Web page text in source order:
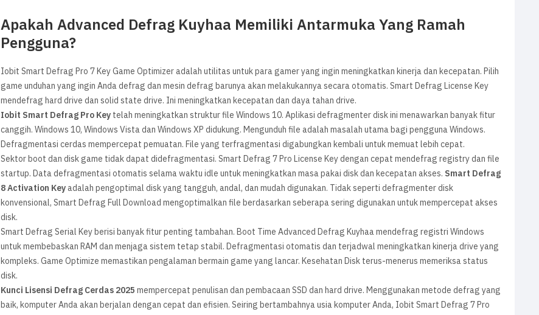
Apakah Advanced Defrag Kuyhaa Memiliki Antarmuka Yang Ramah
Pengguna?
Iobit Smart Defrag Pro 7 Key Game Optimizer adalah utilitas untuk para gamer yang ingin meningkatkan kinerja dan kecepatan. Pilih
game unduhan yang ingin Anda defrag dan mesin defrag barunya akan melakukannya secara otomatis. Smart Defrag License Key
mendefrag hard drive dan solid state drive. Ini meningkatkan kecepatan dan daya tahan drive.
Iobit Smart Defrag Pro Keytelah meningkatkan struktur file Windows 10. Aplikasi defragmenter disk ini menawarkan banyak fitur
canggih. Windows 10, Windows Vista dan Windows XP didukung. Mengunduh file adalah masalah utama bagi pengguna Windows.
Defragmentasi cerdas mempercepat pemuatan. File yang terfragmentasi digabungkan kembali untuk memuat lebih cepat.
Sektor boot dan disk game tidak dapat didefragmentasi. Smart Defrag 7 Pro License Key dengan cepat mendefrag registry dan file
startup. Data defragmentasi otomatis selama waktu idle untuk meningkatkan masa pakai disk dan kecepatan akses. Smart Defrag
8 Activation Keyadalah pengoptimal disk yang tangguh, andal, dan mudah digunakan. Tidak seperti defragmenter disk
konvensional, Smart Defrag Full Download mengoptimalkan file berdasarkan seberapa sering digunakan untuk mempercepat akses
disk.
Smart Defrag Serial Key berisi banyak fitur penting tambahan. Boot Time Advanced Defrag Kuyhaa mendefrag registri Windows
untuk membebaskan RAM dan menjaga sistem tetap stabil. Defragmentasi otomatis dan terjadwal meningkatkan kinerja drive yang
kompleks. Game Optimize memastikan pengalaman bermain game yang lancar. Kesehatan Disk terus-menerus memeriksa status
disk.
Kunci Lisensi Defrag Cerdas 2025mempercepat penulisan dan pembacaan SSD dan hard drive. Menggunakan metode defrag yang
baik, komputer Anda akan berjalan dengan cepat dan efisien. Seiring bertambahnya usia komputer Anda, Iobit Smart Defrag 7 Pro